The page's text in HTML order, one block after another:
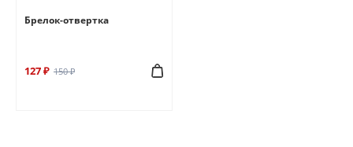
Брелок-отвертка
127 ₽ 150 ₽